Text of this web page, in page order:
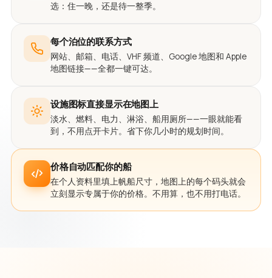
选：住一晚，还是待一整季。
每个泊位的联系方式
网站、邮箱、电话、VHF 频道、Google 地图和 Apple
地图链接——全都一键可达。
设施图标直接显示在地图上
淡水、燃料、电力、淋浴、船用厕所——一眼就能看
到，不用点开卡片。省下你几小时的规划时间。
价格自动匹配你的船
在个人资料里填上帆船尺寸，地图上的每个码头就会
立刻显示专属于你的价格。不用算，也不用打电话。